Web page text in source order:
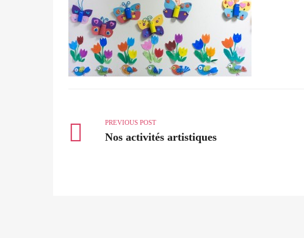
PREVIOUS POST
Nos activités artistiques